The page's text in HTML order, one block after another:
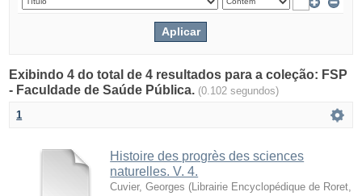
Exibindo 4 do total de 4 resultados para a coleção: FSP
- Faculdade de Saúde Pública. (0.102 segundos)
1
Histoire des progrès des sciences
naturelles. V. 4.
Cuvier, Georges ( Librairie Encyclopédique de Roret